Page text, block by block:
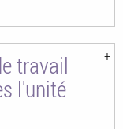
travail
l'unité